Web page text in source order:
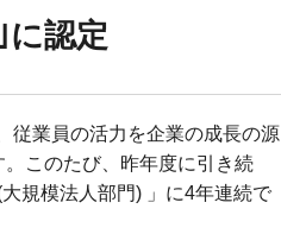
に認定
従業員の活力を企業の成長の源
このたび、昨年度に引き続
規模法人部門) 」に4年連続で